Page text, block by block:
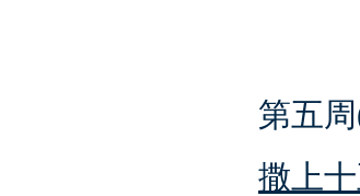
第五周
撒上